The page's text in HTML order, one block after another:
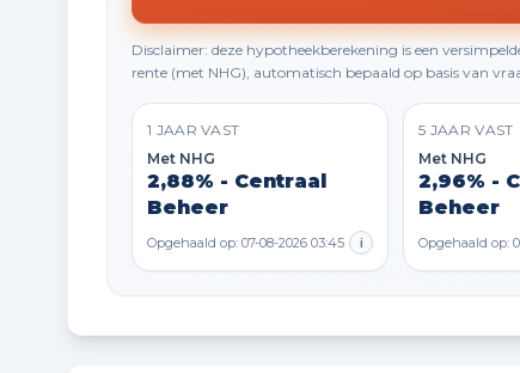
Disclaimer: deze hypotheekberekening is een
rente (met NHG), automatisch bepaald op basis van
1 JAAR VAST
Met NHG
2,88% - Centraal
Beheer
Opgehaald op: 07-08-2026 03:45 i
5 JAAR VAST
Met NHG
2,96% -
Beheer
Opgehaald op: